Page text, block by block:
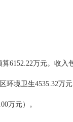
算6152.22万元。收入
环境卫生4535.32万
万元）。